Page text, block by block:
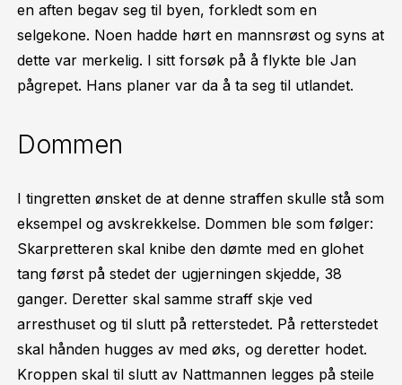
en aften begav seg til byen, forkledt som en
selgekone. Noen hadde hørt en mannsrøst og syns at
dette var merkelig. I sitt forsøk på å flykte ble Jan
pågrepet. Hans planer var da å ta seg til utlandet.
Dommen
I tingretten ønsket de at denne straffen skulle stå som
eksempel og avskrekkelse. Dommen ble som følger:
Skarpretteren skal knibe den dømte med en glohet
tang først på stedet der ugjerningen skjedde, 38
ganger. Deretter skal samme straff skje ved
arresthuset og til slutt på retterstedet. På retterstedet
skal hånden hugges av med øks, og deretter hodet.
Kroppen skal til slutt av Nattmannen legges på steile